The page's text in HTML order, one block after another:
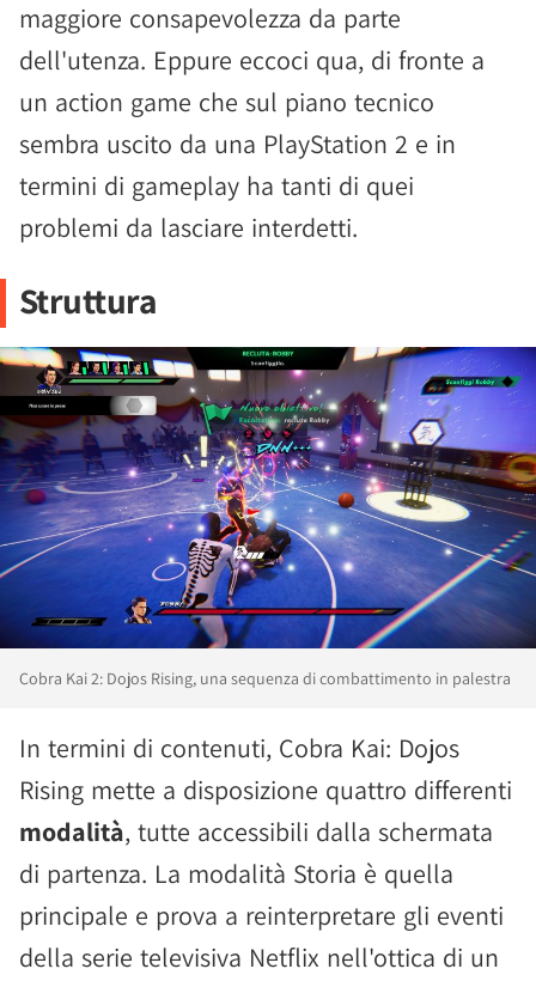
maggiore consapevolezza da parte
dell'utenza. Eppure eccoci qua, di fronte a
un action game che sul piano tecnico
sembra uscito da una PlayStation 2 e in
termini di gameplay ha tanti di quei
problemi da lasciare interdetti.
Struttura
Cobra Kai 2: Dojos Rising, una sequenza di combattimento in palestra
In termini di contenuti, Cobra Kai: Dojos
Rising mette a disposizione quattro differenti
modalità, tutte accessibili dalla schermata
di partenza. La modalità Storia è quella
principale e prova a reinterpretare gli eventi
della serie televisiva Netflix nell'ottica di un